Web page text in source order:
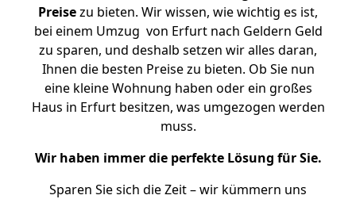
Preisezu bieten. Wir wissen, wie wichtig es ist,
bei einem Umzug von Erfurt nach Geldern Geld
zu sparen, und deshalb setzen wir alles daran,
Ihnen die besten Preise zu bieten. Ob Sie nun
eine kleine Wohnung haben oder ein großes
Haus in Erfurt besitzen, was umgezogen werden
muss.
Wir haben immer die perfekte Lösung für Sie.
Sparen Sie sich die Zeit – wir kümmern uns